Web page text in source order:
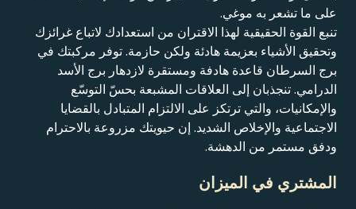
على ما تشعر به موغي.
تنبع القوة الحقيقية لهذا الاقتران من استعدادك لاتباع غرائزك
وتحقيق الأشياء بعزيمة هادئة ولكن حازمة. توفر مركبتك في
برج السرطان قاعدة هادفة ومستقرة لازدهار برج الأسد
الدرامي. تنجذبان إلى العلاقات المشبعة بحسّ التوسّع
والإمكانيات، والتي ترتكز على الالتزام المتبادل بالقضايا
الاجتماعية والإخلاص الشديد. إن حيويتك مزروعة بالاحترام
ودفق مستمر من الدهشة.
المشتري في الميزان